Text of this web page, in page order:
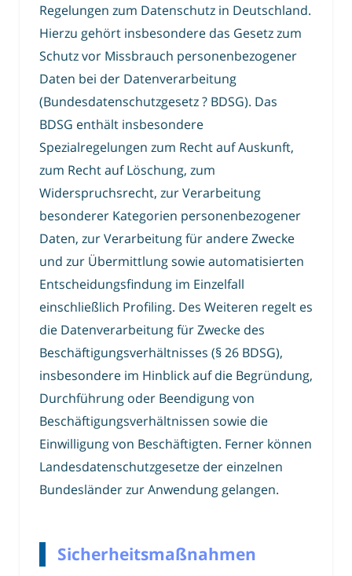
Regelungen zum Datenschutz in Deutschland.
Hierzu gehört insbesondere das Gesetz zum
Schutz vor Missbrauch personenbezogener
Daten bei der Datenverarbeitung
(Bundesdatenschutzgesetz ? BDSG). Das
BDSG enthält insbesondere
Spezialregelungen zum Recht auf Auskunft,
zum Recht auf Löschung, zum
Widerspruchsrecht, zur Verarbeitung
besonderer Kategorien personenbezogener
Daten, zur Verarbeitung für andere Zwecke
und zur Übermittlung sowie automatisierten
Entscheidungsfindung im Einzelfall
einschließlich Profiling. Des Weiteren regelt es
die Datenverarbeitung für Zwecke des
Beschäftigungsverhältnisses (§ 26 BDSG),
insbesondere im Hinblick auf die Begründung,
Durchführung oder Beendigung von
Beschäftigungsverhältnissen sowie die
Einwilligung von Beschäftigten. Ferner können
Landesdatenschutzgesetze der einzelnen
Bundesländer zur Anwendung gelangen.
Sicherheitsmaßnahmen